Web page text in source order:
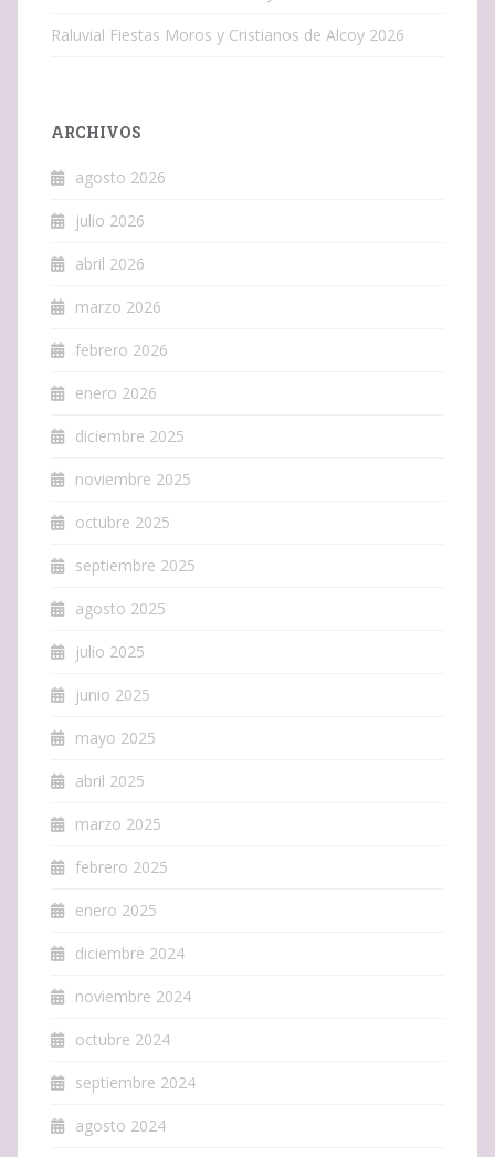
Raluvial Fiestas Moros y Cristianos de Alcoy 2026
ARCHIVOS
agosto 2026
julio 2026
abril 2026
marzo 2026
febrero 2026
enero 2026
diciembre 2025
noviembre 2025
octubre 2025
septiembre 2025
agosto 2025
julio 2025
junio 2025
mayo 2025
abril 2025
marzo 2025
febrero 2025
enero 2025
diciembre 2024
noviembre 2024
octubre 2024
septiembre 2024
agosto 2024